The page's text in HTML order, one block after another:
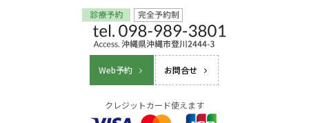
Web予約 お問合せ
クレジットカード使えます